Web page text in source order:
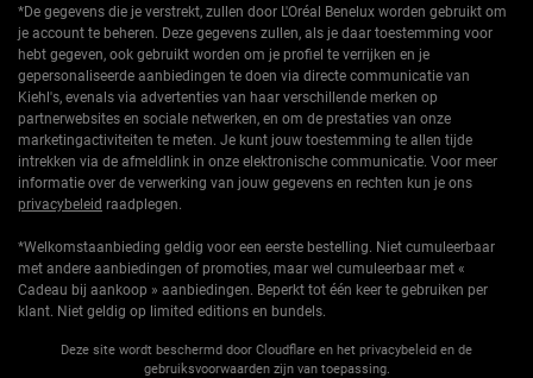
*De gegevens die je verstrekt, zullen door L'Oréal Benelux worden gebruikt om
je account te beheren. Deze gegevens zullen, als je daar toestemming voor
hebt gegeven, ook gebruikt worden om je profiel te verrijken en je
gepersonaliseerde aanbiedingen te doen via directe communicatie van
Kiehl's, evenals via advertenties van haar verschillende merken op
partnerwebsites en sociale netwerken, en om de prestaties van onze
marketingactiviteiten te meten. Je kunt jouw toestemming te allen tijde
intrekken via de afmeldlink in onze elektronische communicatie. Voor meer
informatie over de verwerking van jouw gegevens en rechten kun je ons
privacybeleid raadplegen.
*Welkomstaanbieding geldig voor een eerste bestelling. Niet cumuleerbaar
met andere aanbiedingen of promoties, maar wel cumuleerbaar met «
Cadeau bij aankoop » aanbiedingen. Beperkt tot één keer te gebruiken per
klant. Niet geldig op limited editions en bundels.
Deze site wordt beschermd door Cloudflare en het privacybeleid en de
gebruiksvoorwaarden zijn van toepassing.